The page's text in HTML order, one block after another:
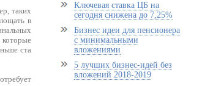
таких
в
ста
Ключевая ставка ЦБ на
сегодня снижена до 7,25%
Бизнес идеи для пенсионера
с минимальными
вложениями
5 лучших бизнес-идей без
вложений 2018-2019